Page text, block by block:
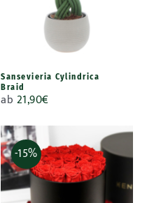
Sansevieria Cylindrica
Braid
ab 21,90€
-15%